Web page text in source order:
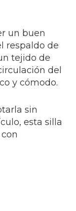
un buen
respaldo de
tejido de
del
y cómodo.
sin
esta silla